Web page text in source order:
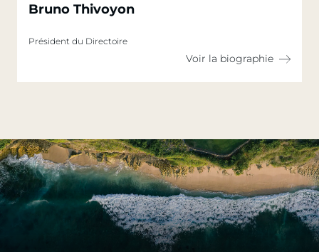
Bruno Thivoyon
Président du Directoire
Voir la biographie